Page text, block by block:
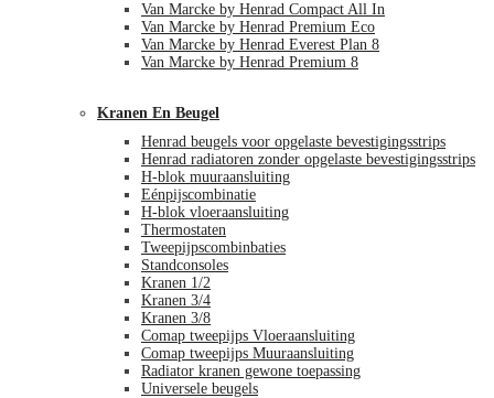
Van Marcke by Henrad Compact All In
Van Marcke by Henrad Premium Eco
Van Marcke by Henrad Everest Plan 8
Van Marcke by Henrad Premium 8
Kranen En Beugel
Henrad beugels voor opgelaste bevestigingsstrips
Henrad radiatoren zonder opgelaste bevestigingsstrips
H-blok muuraansluiting
Eénpijscombinatie
H-blok vloeraansluiting
Thermostaten
Tweepijpscombinbaties
Standconsoles
Kranen 1/2
Kranen 3/4
Kranen 3/8
Comap tweepijps Vloeraansluiting
Comap tweepijps Muuraansluiting
Radiator kranen gewone toepassing
Universele beugels